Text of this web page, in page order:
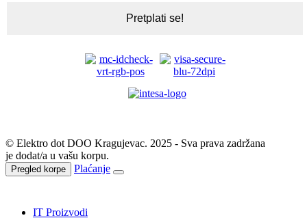
© Elektro dot DOO Kragujevac. 2025 - Sva prava zadržana
je dodat/a u vašu korpu.
Pregled korpe Plaćanje
IT Proizvodi